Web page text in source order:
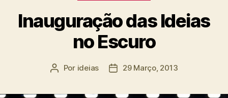
Inauguração das Ideias
no Escuro
Autor
Por ideias
Data29 Março, 2013